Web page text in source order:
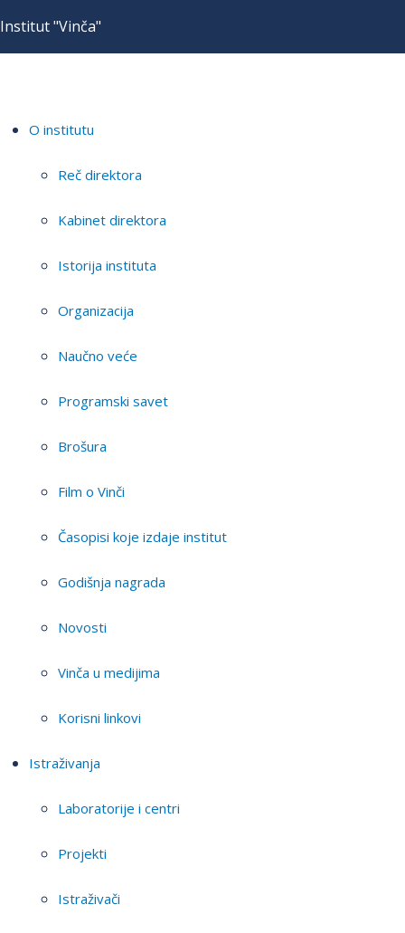
Institut "Vinča"
O institutu
Reč direktora
Kabinet direktora
Istorija instituta
Organizacija
Naučno veće
Programski savet
Brošura
Film o Vinči
Časopisi koje izdaje institut
Godišnja nagrada
Novosti
Vinča u medijima
Korisni linkovi
Istraživanja
Laboratorije i centri
Projekti
Istraživači